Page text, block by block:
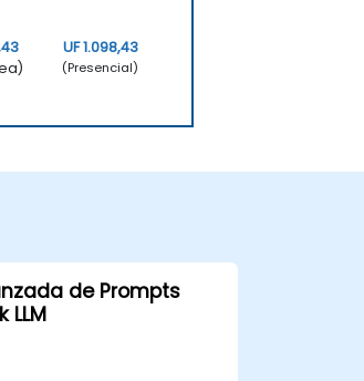
UF 1.098,43
(Presencial)
de Prompts
LLM